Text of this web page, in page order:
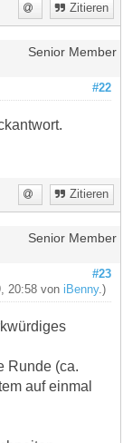
Zitieren
Senior Member
#22
Zitieren
Senior Member
#23
20:58 voniBenny.)
Runde (ca.
auf einmal